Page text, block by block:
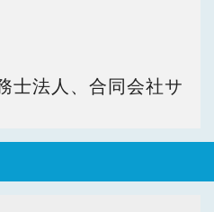
士法人、合同会社サ